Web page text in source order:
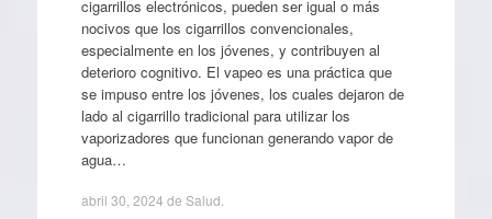
cigarrillos electrónicos, pueden ser igual o más
nocivos que los cigarrillos convencionales,
especialmente en los jóvenes, y contribuyen al
deterioro cognitivo. El vapeo es una práctica que
se impuso entre los jóvenes, los cuales dejaron de
lado al cigarrillo tradicional para utilizar los
vaporizadores que funcionan generando vapor de
agua…
abril 30, 2024 de Salud